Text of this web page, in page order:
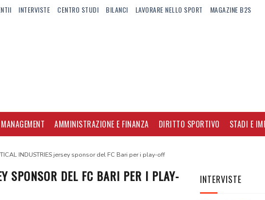
INTERVISTE CENTRO STUDI BILANCI LAVORARE NELLO SPORT MAGAZINE B2S
MANAGEMENT AMMINISTRAZIONE E FINANZA DIRITTO SPORTIVO STADI E
INDUSTRIES jersey sponsor del FC Bari per i play-off
SPONSOR DEL FC BARI PER I PLAY-
INTERVISTE